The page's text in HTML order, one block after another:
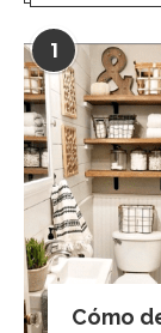
1
Cómo